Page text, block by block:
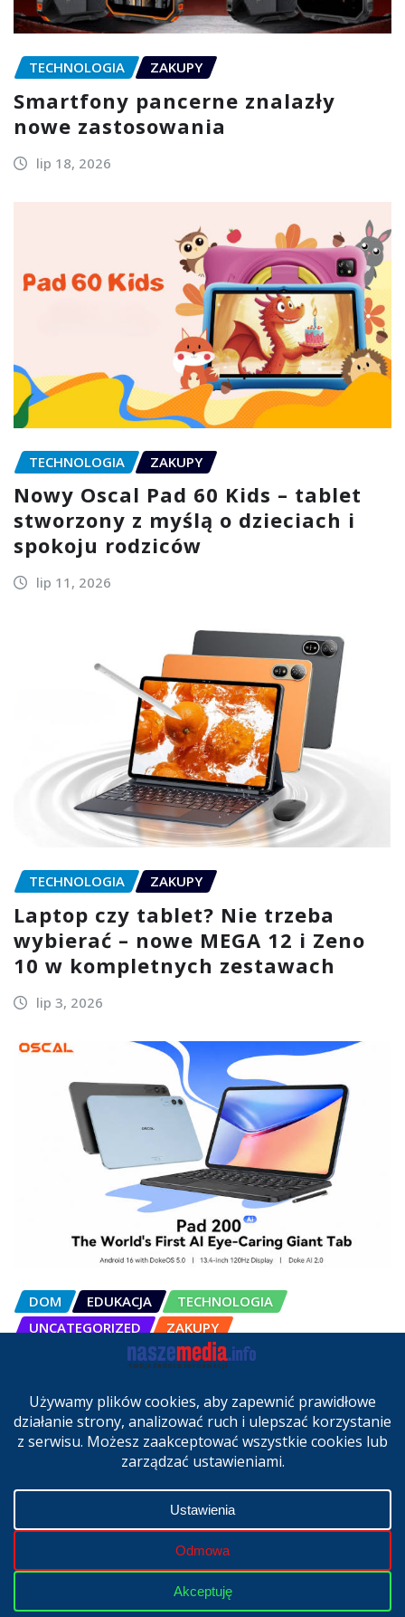
TECHNOLOGIA ZAKUPY
Smartfony pancerne znalazły
nowe zastosowania
lip 18, 2026
TECHNOLOGIA ZAKUPY
Nowy Oscal Pad 60 Kids – tablet
stworzony z myślą o dzieciach i
spokoju rodziców
lip 11, 2026
TECHNOLOGIA ZAKUPY
Laptop czy tablet? Nie trzeba
wybierać – nowe MEGA 12 i Zeno
10 w kompletnych zestawach
lip 3, 2026
DOM EDUKACJA
TECHNOLOGIA
UNCATEGORIZED
ZAKUPY
OSCAL Pad 200 alternatywą dla
sprzedaży w Polsce
cze 27, 2026